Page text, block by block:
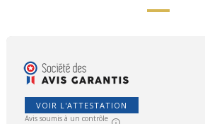
VOIR L'ATTESTATION
Avis soumis à un contrôle